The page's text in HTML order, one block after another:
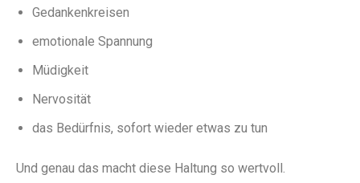
Gedankenkreisen
emotionale Spannung
Müdigkeit
Nervosität
das Bedürfnis, sofort wieder etwas zu tun
Und genau das macht diese Haltung so wertvoll.